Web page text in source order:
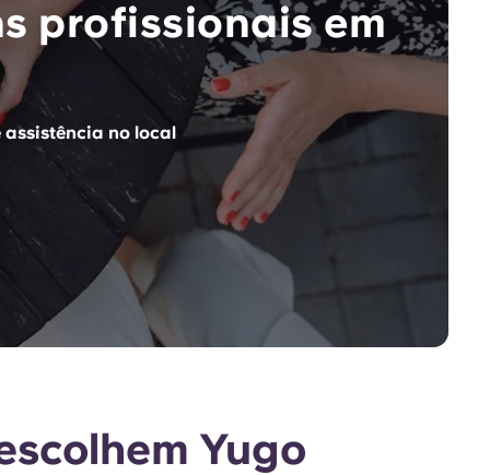
Parceria com a Yugo
Informação para os pais
Entre em contacto
connosco
profissionais em
no local
Yugo